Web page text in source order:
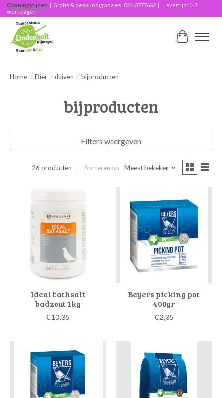
Openingstijden | Gratis & deskundig advies: 024-3777662 | Levertijd: 1-3
werkdagen
Home / Dier / duiven / bijproducten
bijproducten
Filters weergeven
26 producten Sorteren op Meest bekeken
Ideal bathsalt
badzout 1kg
€10,35
Beyers picking pot
400gr
€2,35